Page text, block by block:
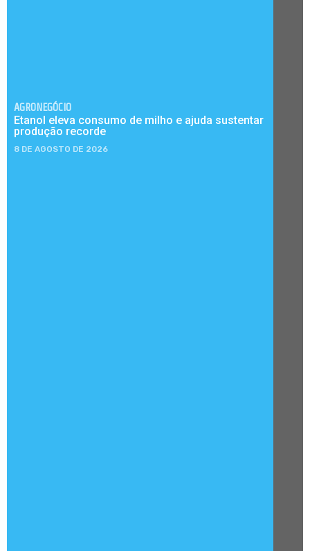
AGRONEGÓCIO
Etanol eleva consumo de milho e ajuda sustentar
produção recorde
8 DE AGOSTO DE 2026